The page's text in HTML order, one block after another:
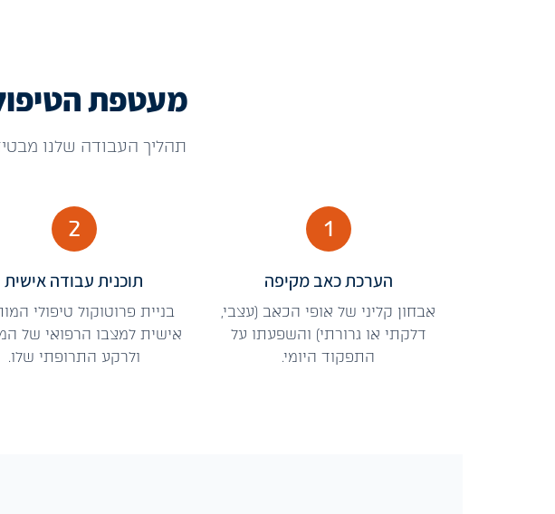
מעטפת
תהליך העבודה שלנו
1
הערכת כאב מקיפה
אבחון קליני של אופי הכאב (עצבי,
דלקתי או גרורתי) והשפעתו על
התפקוד היומי.
2
תוכנית עבודה אישית
בניית פרוטוקול טיפולי
אישית למצבו הרפואי של
ולרקע התרופתי שלו.